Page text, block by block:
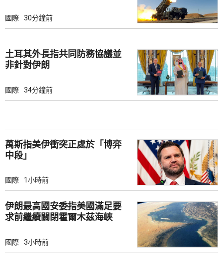
國際 30分鐘前
土耳其外長指共同防務協議並
非針對伊朗
國際 34分鐘前
萬斯指美伊衝突正處於「博弈
中段」
國際 1小時前
伊朗最高國安委指美國滿足要
求前繼續關閉霍爾木茲海峽
國際 3小時前